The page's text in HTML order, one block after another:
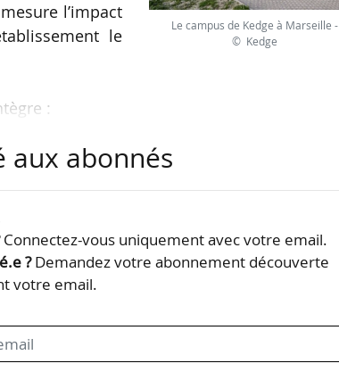
l’impact
le
:
générés pour
Le campus de Kedge à Marseille -
© Kedge
aux abonnés
Connectez-vous uniquement avec votre email.
?Demandez votre abonnement découverte
votre email.